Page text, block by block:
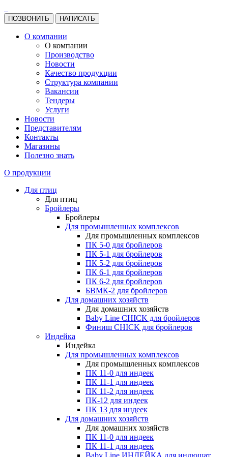
ПОЗВОНИТЬ НАПИСАТЬ
О компании
О компании
Производство
Новости
Качество продукции
Структура компании
Вакансии
Тендеры
Услуги
Новости
Представителям
Контакты
Магазины
Полезно знать
О продукции
Для птиц
Для птиц
Бройлеры
Бройлеры
Для промышленных комплексов
Для промышленных комплексов
ПК 5-0 для бройлеров
ПК 5-1 для бройлеров
ПК 5-2 для бройлеров
ПК 6-1 для бройлеров
ПК 6-2 для бройлеров
БВМК-2 для бройлеров
Для домашних хозяйств
Для домашних хозяйств
Baby Line CHICK для бройлеров
Финиш CHICK для бройлеров
Индейка
Индейка
Для промышленных комплексов
Для промышленных комплексов
ПК 11-0 для индеек
ПК 11-1 для индеек
ПК 11-2 для индеек
ПК-12 для индеек
ПК 13 для индеек
Для домашних хозяйств
Для домашних хозяйств
ПК 11-0 для индеек
ПК 11-1 для индеек
Baby Line ИНДЕЙКА для индюшат